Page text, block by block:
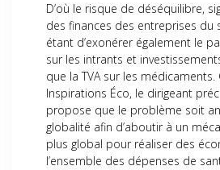
D’où le risque de déséquilibre,
des finances des entreprises du
étant d’exonérer également le
sur les intrants et
que la TVA sur les
Inspirations Éco, le dirigeant
propose que le problème soit
globalité afin d’aboutir à un
plus global pour réaliser des
l’ensemble des dépenses de